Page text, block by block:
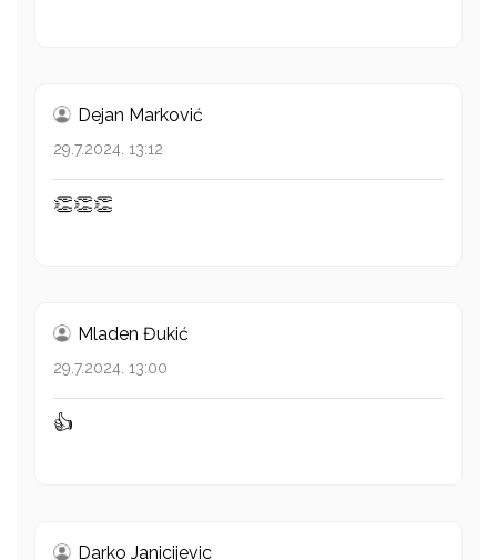
Dejan Marković
29.7.2024. 13:12
👏👏👏
Mladen Đukić
29.7.2024. 13:00
👍
Darko Janicijevic